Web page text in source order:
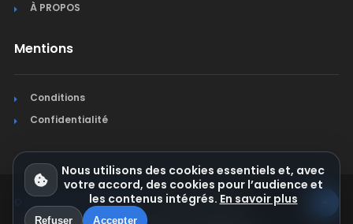
À PROPOS
Mentions
Conditions
Confidentialité
© Jura Synchro 2015-2026. Tous droits réservés.
Nous utilisons des cookies essentiels et, avec
votre accord, des cookies pour l’audience et
les contenus intégrés. En savoir plus
Refuser Accepter